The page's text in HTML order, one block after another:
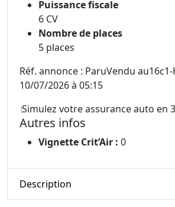
Puissance fiscale
6 CV
Nombre de places
5 places
Réf. annonce : ParuVendu au16c1-
10/07/2026 à 05:15
Simulez votre assurance auto en
Autres infos
Vignette Crit’Air : 0
Description